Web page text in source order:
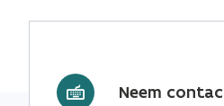
Neem